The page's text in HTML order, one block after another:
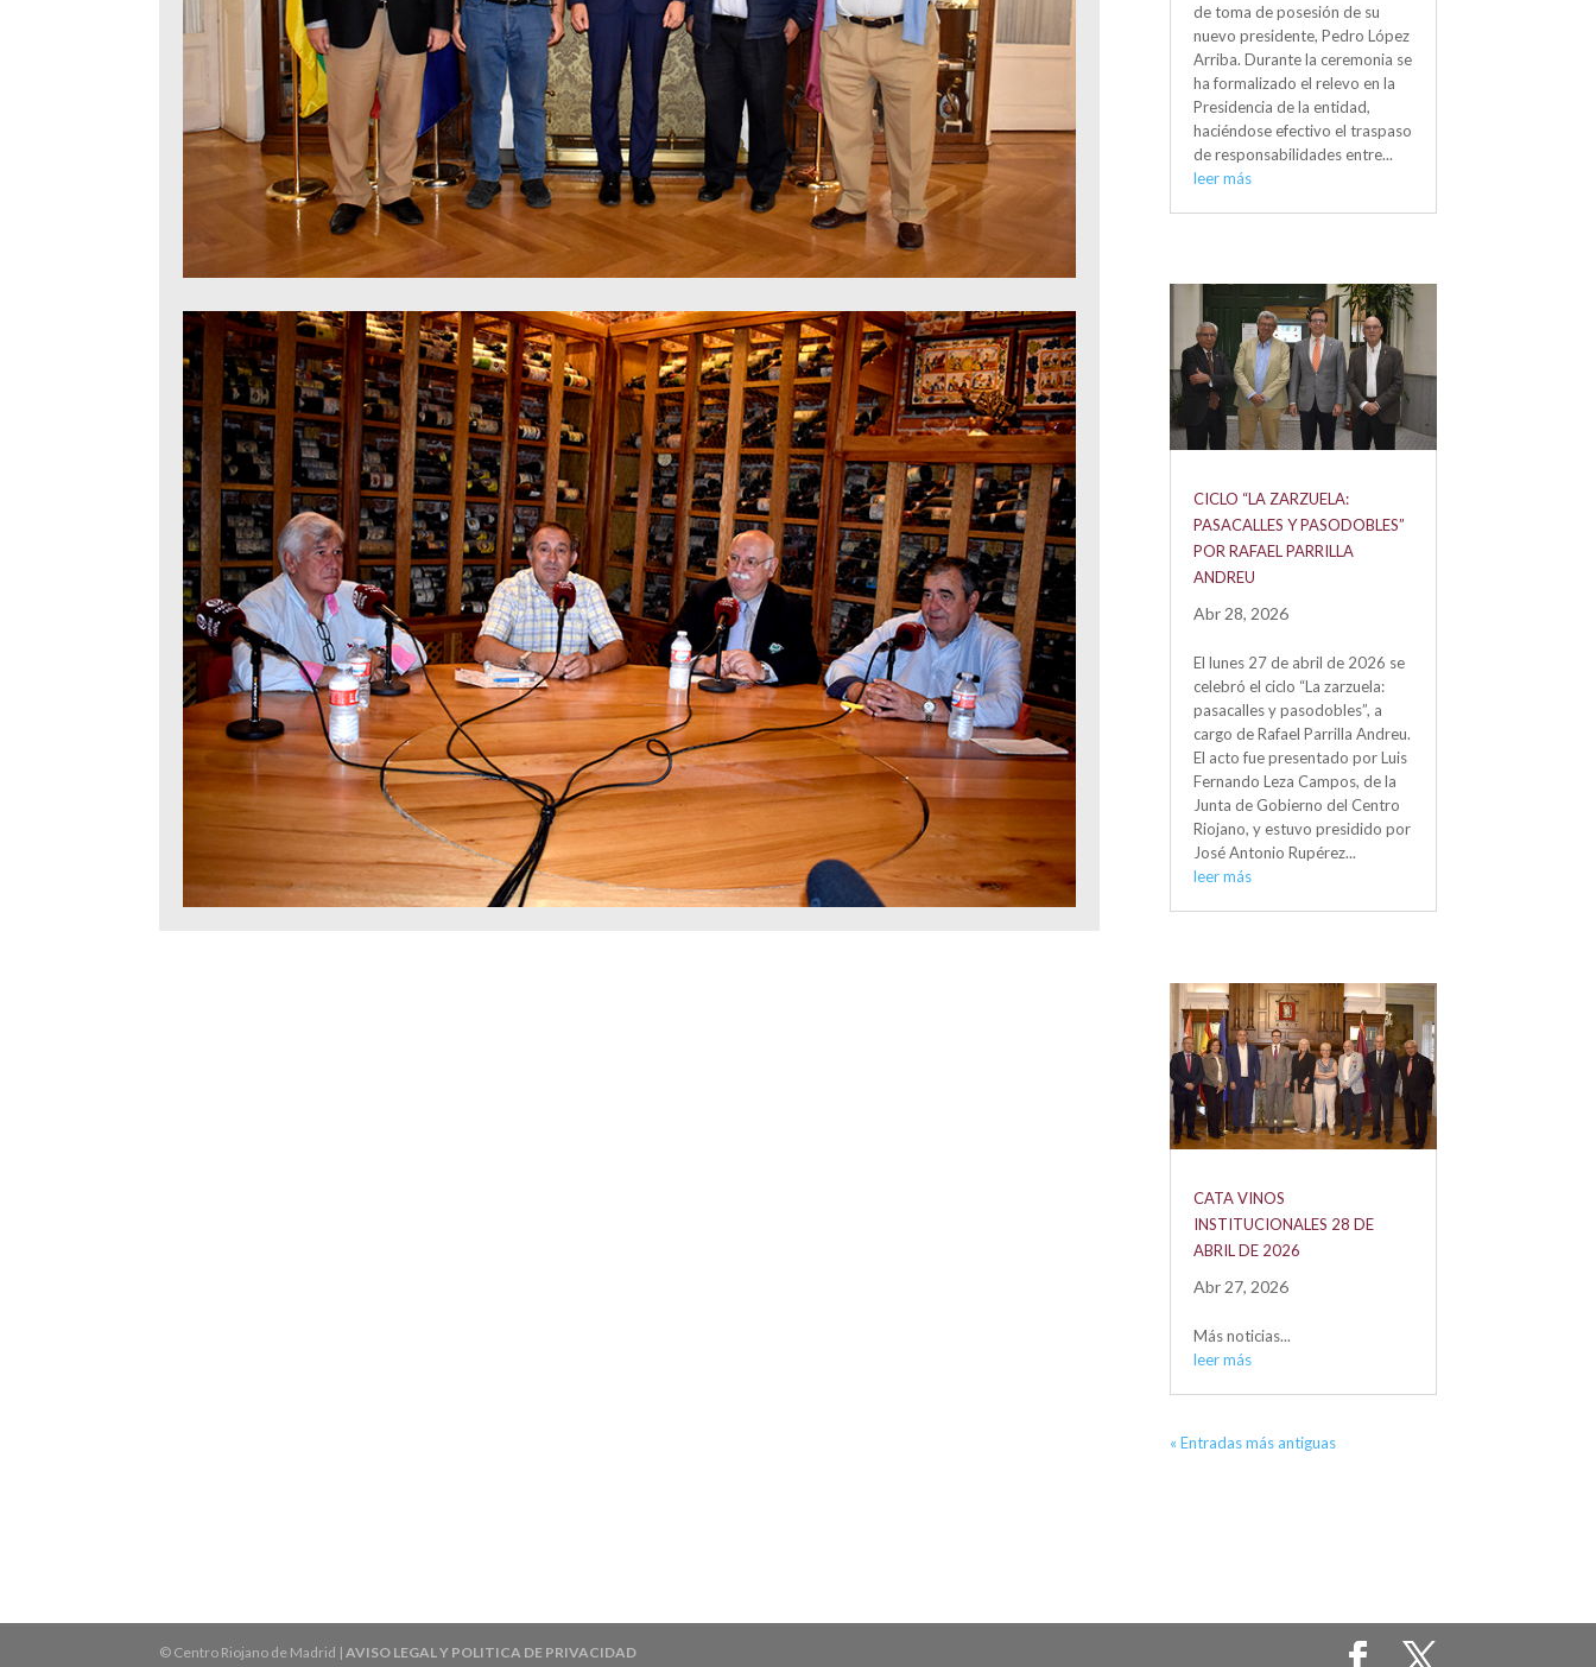
de toma de posesión de su
nuevo presidente, Pedro López
Arriba. Durante la ceremonia se
ha formalizado el relevo en la
Presidencia de la entidad,
haciéndose efectivo el traspaso
de responsabilidades entre...
leer más
CICLO “LA ZARZUELA:
PASACALLES Y PASODOBLES”
POR RAFAEL PARRILLA
ANDREU
Abr 28, 2026
El lunes 27 de abril de 2026 se
celebró el ciclo “La zarzuela:
pasacalles y pasodobles”, a
cargo de Rafael Parrilla Andreu.
El acto fue presentado por Luis
Fernando Leza Campos, de la
Junta de Gobierno del Centro
Riojano, y estuvo presidido por
José Antonio Rupérez...
leer más
CATA VINOS
INSTITUCIONALES 28 DE
ABRIL DE 2026
Abr 27, 2026
Más noticias...
leer más
« Entradas más antiguas
© Centro Riojano de Madrid |AVISO LEGAL Y POLITICA DE PRIVACIDAD